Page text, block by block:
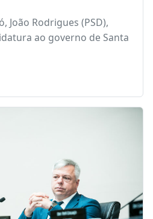
João Rodrigues (PSD),
ao governo de Santa